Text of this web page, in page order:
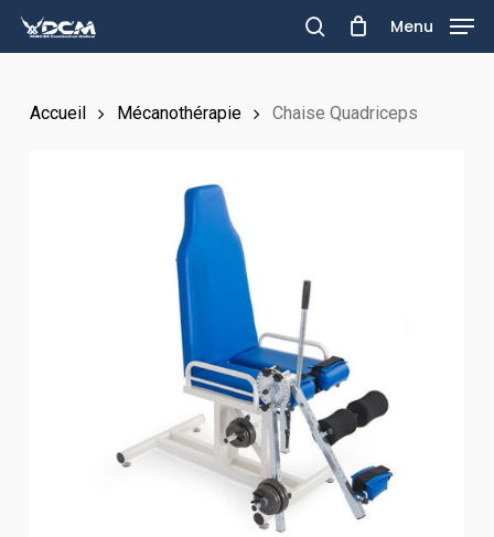
Skip
to
content
search
Menu
Accueil Mécanothérapie Chaise Quadriceps